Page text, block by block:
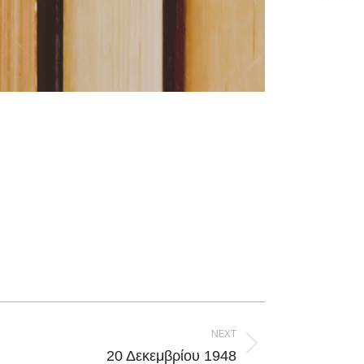
NEXT
20 Δεκεμβρίου 1948